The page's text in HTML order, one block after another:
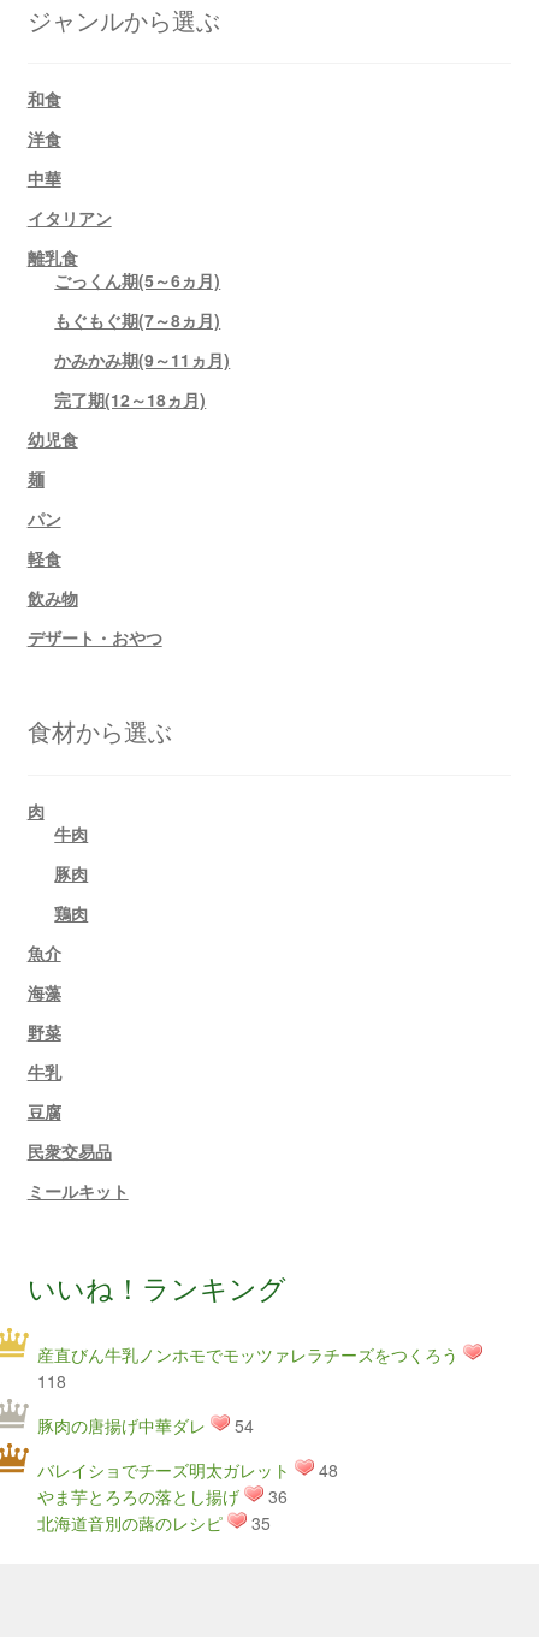
ジャンルから選ぶ
和食
洋食
中華
イタリアン
離乳食
ごっくん期(5～6ヵ月)
もぐもぐ期(7～8ヵ月)
かみかみ期(9～11ヵ月)
完了期(12～18ヵ月)
幼児食
麺
パン
軽食
飲み物
デザート・おやつ
食材から選ぶ
肉
牛肉
豚肉
鶏肉
魚介
海藻
野菜
牛乳
豆腐
民衆交易品
ミールキット
いいね！ランキング
産直びん牛乳ノンホモでモッツァレラチーズをつくろう
118
豚肉の唐揚げ中華ダレ
54
バレイショでチーズ明太ガレット
48
やま芋とろろの落とし揚げ
36
北海道音別の蕗のレシピ
35